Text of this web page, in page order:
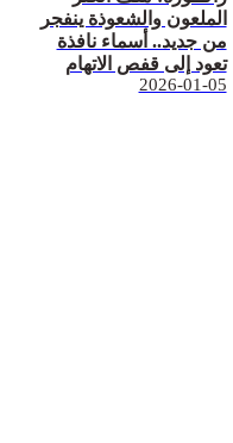
الملعون والشعوذة ينفجر
من جديد.. أسماء نافذة
تعود إلى قفص الاتهام
2026-01-05